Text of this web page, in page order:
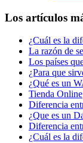
Los artículos
¿Cuál es la
La razón de
Los países
¿Para que
¿Qué es un
Tienda Online
Diferencia
¿Que es un
Diferencia
¿Cuál es la